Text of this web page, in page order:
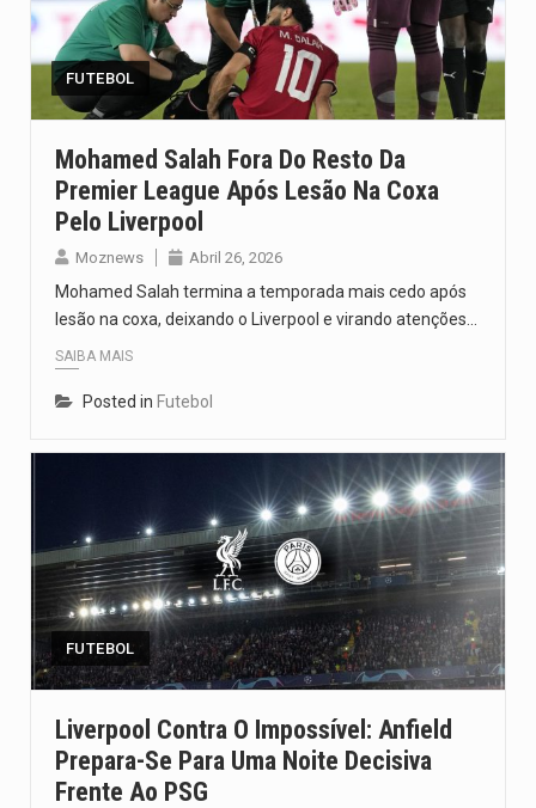
Segundo as autoridades canadianas, mais de 200 incêndios florestais continuam…
De acordo com as autoridades de saúde da Faixa de…
Cover photo suggestion (in English): A police officer outside a…
FUTEBOL
Mohamed Salah Fora Do Resto Da
Premier League Após Lesão Na Coxa
Pelo Liverpool
Moznews Abril 26, 2026
Mohamed Salah termina a temporada mais cedo após
lesão na coxa, deixando o Liverpool e virando atenções…
SAIBA MAIS
Posted in Futebol
FUTEBOL
Liverpool Contra O Impossível: Anfield
Prepara-Se Para Uma Noite Decisiva
Frente Ao PSG